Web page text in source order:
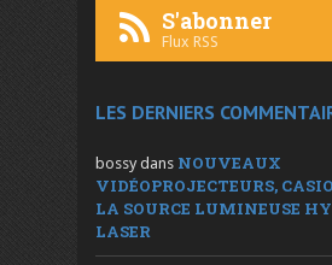
S'abonner
Flux RSS
LES DERNIERS
bossy dans NOUVEAUX
VIDÉOPROJECTEURS,
LA SOURCE LUMINEUSE
LASER